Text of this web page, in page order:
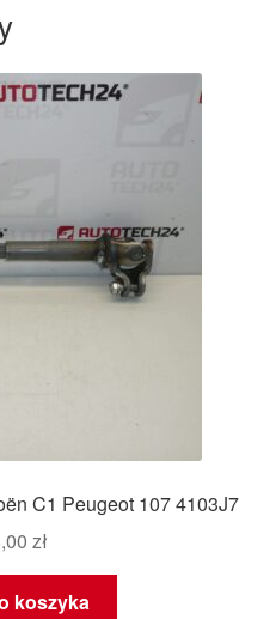
C1 Peugeot 107 4103J7
zł
koszyka